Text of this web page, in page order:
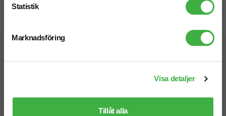
Statistik
Marknadsföring
Visa detaljer
Tillåt alla
Vi hjälper dig gärna!